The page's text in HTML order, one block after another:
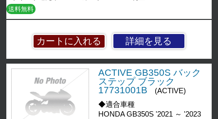
詳細を見る
送料無料
ACTIVE GB350S バック
ステップ ブラック
17731001B
(ACTIVE)
◆適合車種
HONDA GB350S '2021 ～ '2023